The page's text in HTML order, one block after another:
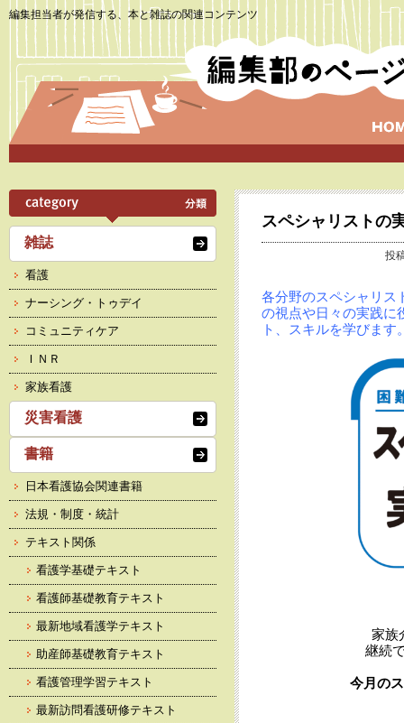
編集担当者が発信する、本と雑誌の関連コンテンツ
スペシャリストの
投
各分野のスペシャリス
の視点や日々の実践に
ト、スキルを学びます
家族
継続
今月の
雑誌
看護
ナーシング・トゥデイ
コミュニティケア
ＩＮＲ
家族看護
災害看護
書籍
日本看護協会関連書籍
法規・制度・統計
テキスト関係
看護学基礎テキスト
看護師基礎教育テキスト
最新地域看護学テキスト
助産師基礎教育テキスト
看護管理学習テキスト
最新訪問看護研修テキスト